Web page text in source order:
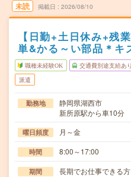
未読 掲載日 2026/08/10
【日勤+土日休み+残
単&かる～い部品＊キ
職種未経験OK 交通費別途支給あり
派遣
勤務地
静岡県湖西市
新所原駅から車10分
曜日頻度 月～金
時間 8:00～17:00
期間 長期でお仕事できる方